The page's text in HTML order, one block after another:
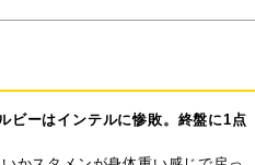
ビーはインテルに惨敗。終盤に1点